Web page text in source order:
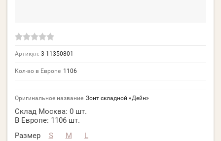
Артикул: 3-11350801
Кол-во в Европе 1106
Оригинальное название Зонт складной «Дейн»
Склад Москва: 0 шт.
В Европе: 1106 шт.
Размер
S M L